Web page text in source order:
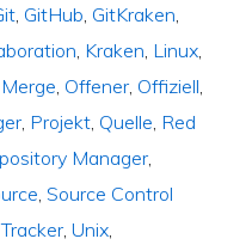
, GitHub GitKraken
Kraken Linux,
Merge Offener, Offiziell
, Projekt, Quelle Red
Manager,
Source Control
, Unix,